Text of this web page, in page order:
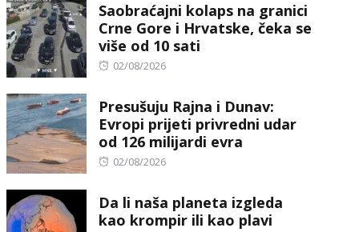
Saobraćajni kolaps na granici
Crne Gore i Hrvatske, čeka se
više od 10 sati
Posted
02/08/2026
Presušuju Rajna i Dunav:
Evropi prijeti privredni udar
od 126 milijardi evra
Posted
02/08/2026
Da li naša planeta izgleda
kao krompir ili kao plavi